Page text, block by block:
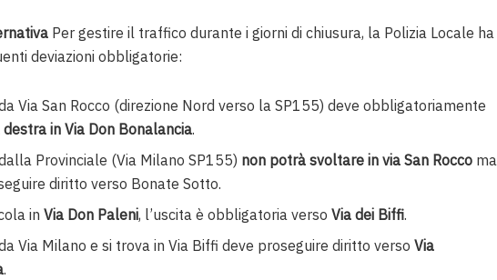
Per gestire il traffico durante i giorni di chiusura, la Polizia Locale ha
deviazioni obbligatorie:
Via San Rocco (direzione Nord verso la SP155) deve obbligatoriamente
in Via Don Bonalancia.
Provinciale (Via Milano SP155) non potrà svoltare in via San Rocco ma
diritto verso Bonate Sotto.
inVia Don Paleni, l’uscita è obbligatoria versoVia dei Biffi.
Via Milano e si trova in Via Biffi deve proseguire diritto versoVia
.